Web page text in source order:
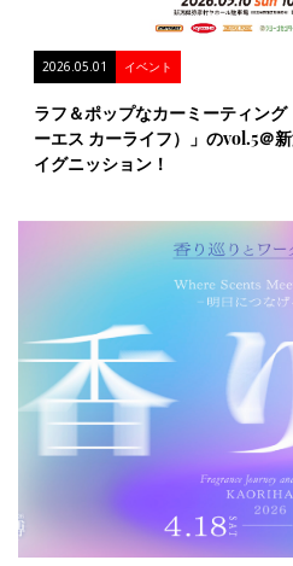
2026.05.01 イベント
ラフ＆ポップなカーミーティン
ーエス カーライフ）」のvol.5＠
イグニッション！